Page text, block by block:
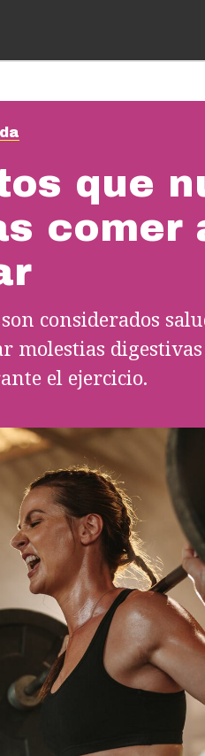
que
comer
considerados
molestias
el ejercicio.